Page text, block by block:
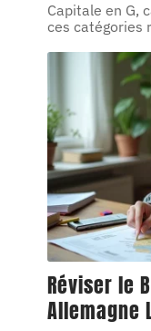
Capitale en G,
ces catégories
Réviser le
Allemagne